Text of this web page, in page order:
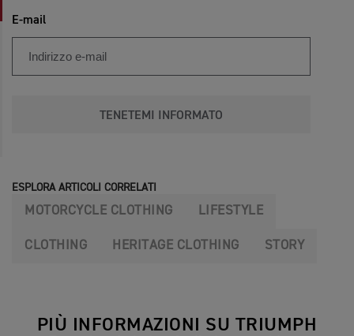
E-mail
TENETEMI INFORMATO
ESPLORA ARTICOLI CORRELATI
MOTORCYCLE CLOTHING LIFESTYLE
CLOTHING HERITAGE CLOTHING STORY
PIÙ INFORMAZIONI SU TRIUMPH